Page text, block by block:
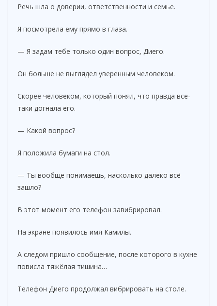
Речь шла о доверии, ответственности и семье.
Я посмотрела ему прямо в глаза.
— Я задам тебе только один вопрос, Диего.
Он больше не выглядел уверенным человеком.
Скорее человеком, который понял, что правда всё-
таки догнала его.
— Какой вопрос?
Я положила бумаги на стол.
— Ты вообще понимаешь, насколько далеко всё
зашло?
В этот момент его телефон завибрировал.
На экране появилось имя Камилы.
А следом пришло сообщение, после которого в кухне
повисла тяжёлая тишина…
Телефон Диего продолжал вибрировать на столе.